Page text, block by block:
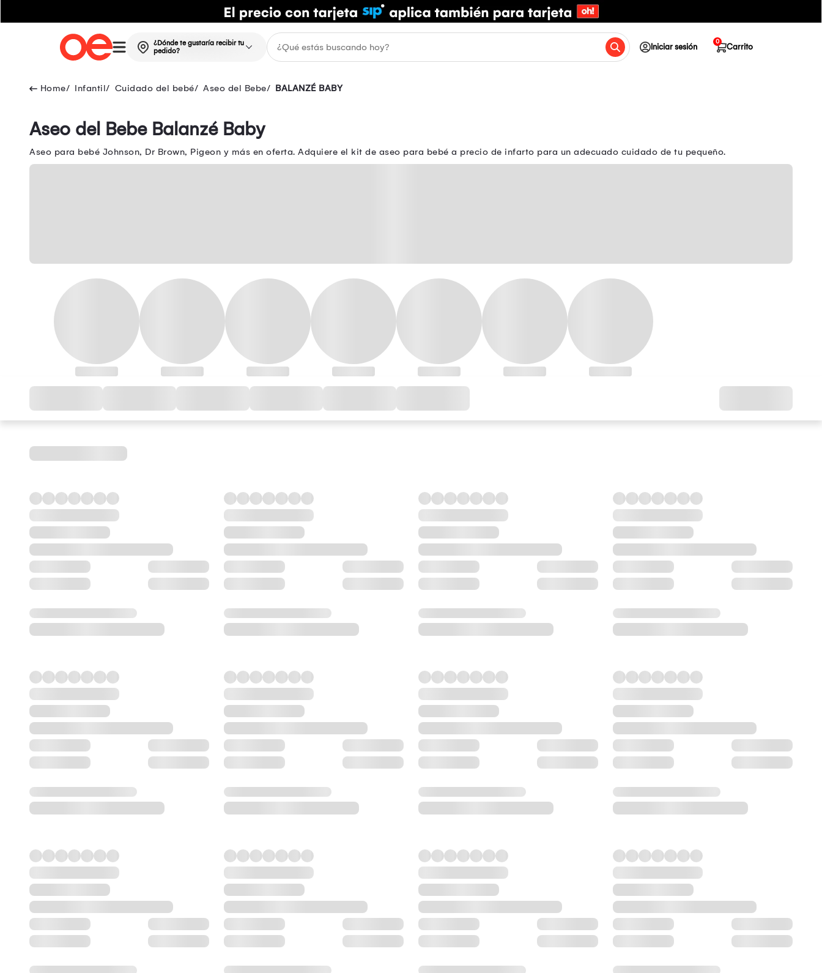
¿Dónde te gustaría recibir tu
pedido?
Iniciar sesión Carrito
0
Infantil Cuidado del bebé Aseo del Bebe BALANZÉ BABY
Aseo del Bebe Balanzé Baby
Aseo para bebé Johnson, Dr Brown, Pigeon y más en oferta. Adquiere el kit de aseo para bebé a precio de infarto para un adecuado cuidado de tu pequeño.